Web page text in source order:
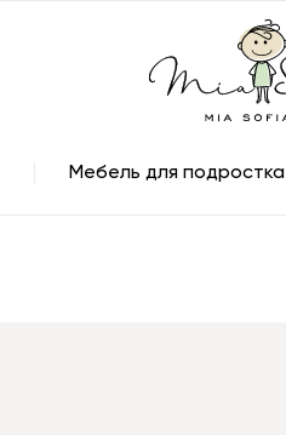
Мебель для подростка